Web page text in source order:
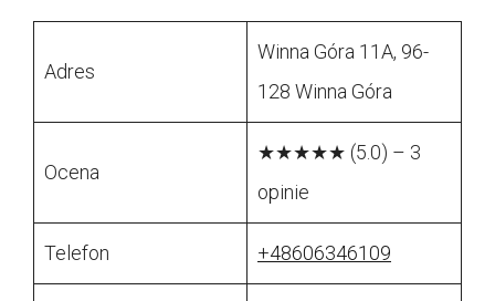
Adres
Winna Góra 11A, 96-
128 Winna Góra
Ocena
★★★★★ (5.0) – 3
opinie
Telefon +48606346109